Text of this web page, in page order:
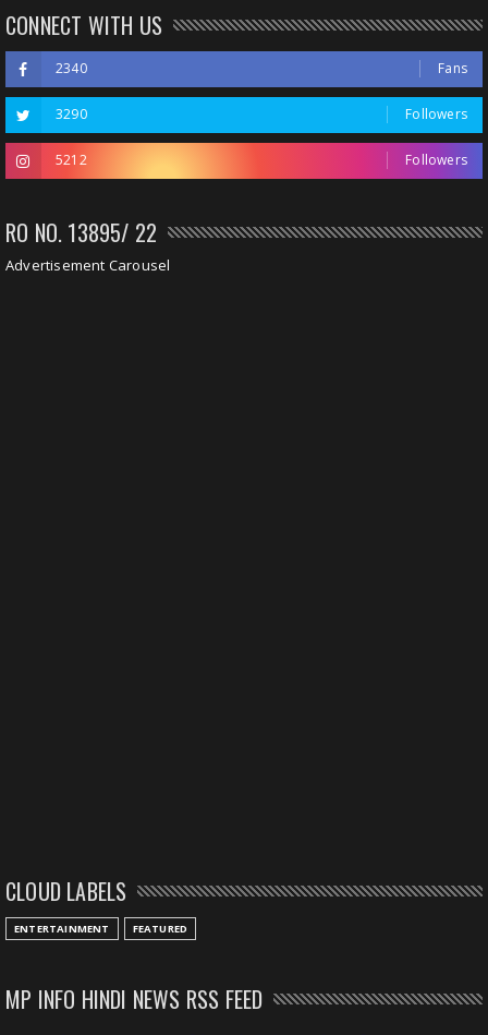
CONNECT WITH US
2340 Fans
3290 Followers
5212 Followers
RO NO. 13895/ 22
Advertisement Carousel
CLOUD LABELS
ENTERTAINMENT FEATURED
MP INFO HINDI NEWS RSS FEED